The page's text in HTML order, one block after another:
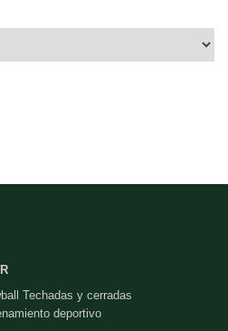
Techadas y cerradas
deportivo